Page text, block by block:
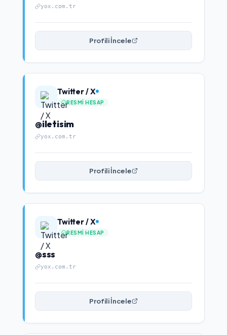
yox.com.tr
Profili İncele
Twitter / X
RESMI HESAP
@iletisim
yox.com.tr
Profili İncele
Twitter / X
RESMI HESAP
@sss
yox.com.tr
Profili İncele